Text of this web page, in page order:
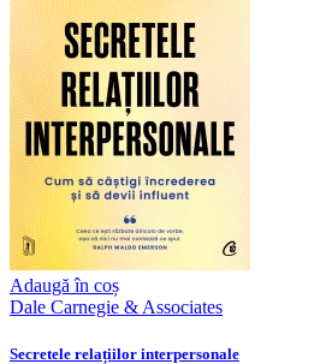
Adaugă în coș
Dale Carnegie & Associates
Secretele relațiilor interpersonale